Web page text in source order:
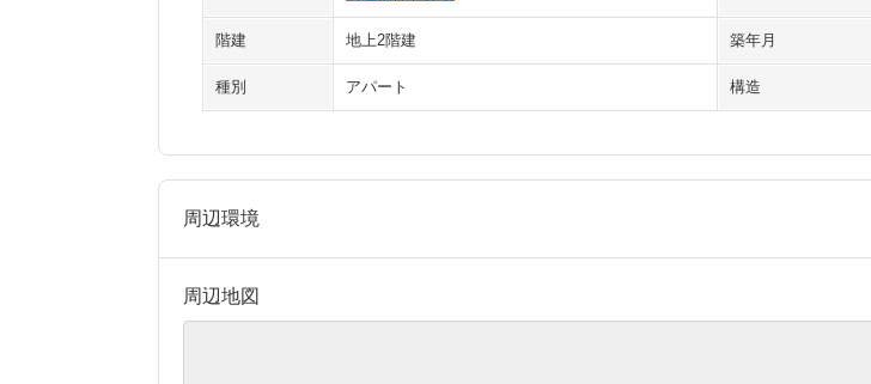
階建 地上2階建 築年月
種別 アパート 構造
周辺環境
周辺地図